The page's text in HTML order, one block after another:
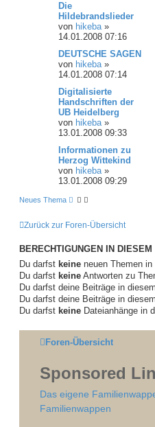
Die
Hildebrandslieder
von hikeba»
14.01.2008 07:16
DEUTSCHE SAGEN
von hikeba»
14.01.2008 07:14
Digitalisierte
Handschriften der
UB Heidelberg
von hikeba»
13.01.2008 09:33
Informationen zu
Herzog Wittekind
von hikeba»
13.01.2008 09:29
Neues Thema
Zurück zur Foren-Übersicht
BERECHTIGUNGEN IN DIESEM
Du darfst keine neuen Themen
Du darfst keine Antworten zu
Du darfst deine Beiträge in
Du darfst deine Beiträge in
Du darfst keine Dateianhänge in
Foren-Übersicht
Sponsored
Das eigene
Familienwappen